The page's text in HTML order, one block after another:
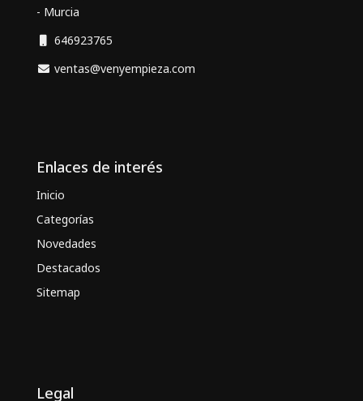
- Murcia
646923765
ventas@venyempieza.com
Enlaces de interés
Inicio
Categorías
Novedades
Destacados
Sitemap
Legal